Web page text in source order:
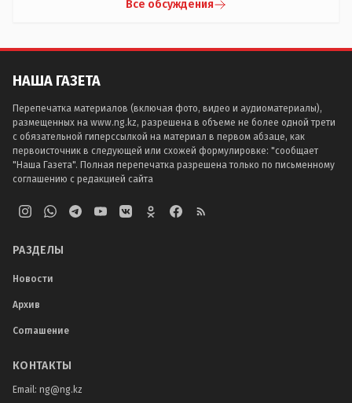
Все обсуждения
НАША ГАЗЕТА
Перепечатка материалов (включая фото, видео и аудиоматериалы),
размещенных на www.ng.kz, разрешена в объеме не более одной трети
с обязательной гиперссылкой на материал в первом абзаце, как
первоисточник в следующей или схожей формулировке: "сообщает
"Наша Газета". Полная перепечатка разрешена только по письменному
соглашению с редакцией сайта
РАЗДЕЛЫ
Новости
Архив
Соглашение
КОНТАКТЫ
Email: ng@ng.kz